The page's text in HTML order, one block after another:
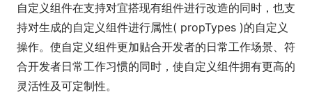
自定义组件在支持对宜搭现有组件进行改造的同时，也支
持对生成的自定义组件进行属性( propTypes )的自定义
操作。使自定义组件更加贴合开发者的日常工作场景、符
合开发者日常工作习惯的同时，使自定义组件拥有更高的
灵活性及可定制性。